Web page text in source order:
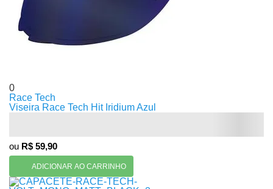
0
Race Tech
Viseira Race Tech Hit Iridium Azul
ou R$ 59,90
ADICIONAR AO CARRINHO